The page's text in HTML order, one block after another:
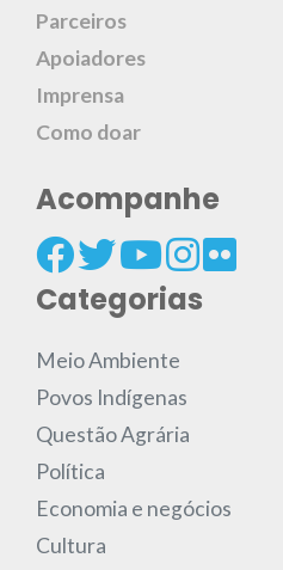
Parceiros
Apoiadores
Imprensa
Como doar
Acompanhe
Categorias
Meio Ambiente
Povos Indígenas
Questão Agrária
Política
Economia e negócios
Cultura